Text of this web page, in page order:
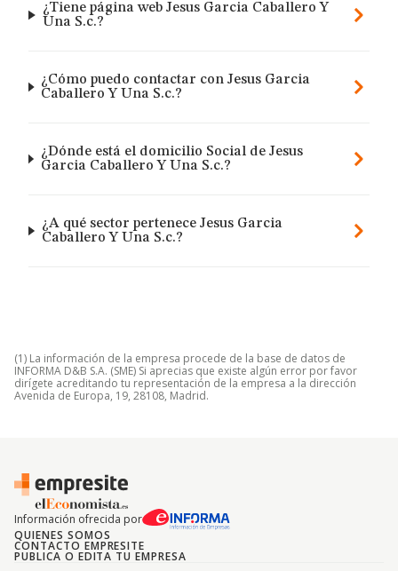
¿Tiene página web Jesus Garcia Caballero Y
Una S.c.?
¿Cómo puedo contactar con Jesus Garcia
Caballero Y Una S.c.?
¿Dónde está el domicilio Social de Jesus
Garcia Caballero Y Una S.c.?
¿A qué sector pertenece Jesus Garcia
Caballero Y Una S.c.?
(1) La información de la empresa procede de la base de datos de
INFORMA D&B S.A. (SME) Si aprecias que existe algún error por favor
dirígete acreditando tu representación de la empresa a la dirección
Avenida de Europa, 19, 28108, Madrid.
Información ofrecida por
QUIENES SOMOS
CONTACTO EMPRESITE
PUBLICA O EDITA TU EMPRESA